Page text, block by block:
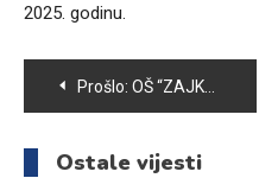
2025. godinu.
Navigacija
članaka
Prošlo: OŠ “ZAJKO DELIĆ” PROSLAVILA DAN ŠKOLE
Ostale vijesti